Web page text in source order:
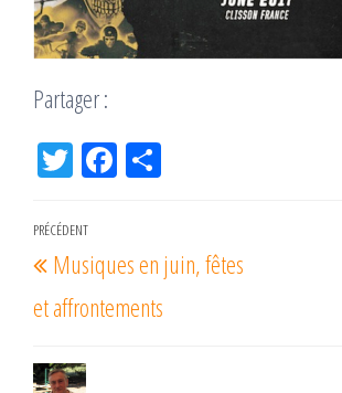
Partager :
Tw
er
Fac
k r
Navigation
de
l’article
Article
précédent
PRÉCÉDENT
Musiques en juin, fêtes
et affrontements